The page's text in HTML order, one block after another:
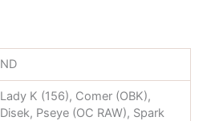
ND
Lady K (156), Comer (OBK),
Disek, Pseye (OC RAW), Spark